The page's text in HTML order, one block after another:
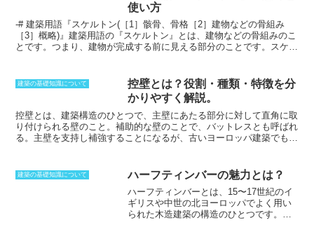
使い方
-# 建築用語『スケルトン(［1］骸骨、骨格［2］建物などの骨組み
［3］概略)』建築用語の『スケルトン』とは、建物などの骨組みのこ
とです。つまり、建物が完成する前に見える部分のことです。スケル
ります。また、鉄筋コンクリート造や鉄骨造など 、建築資材によって
種類が分かれます。
スケルトンは、 建物の安全性を確保するためには
そのため、 設計や施工には細心の注意が必要で
す。
建築の基礎知識について
控壁とは？役割・種類・特徴を分
かりやすく解説。
控壁とは、建築構造のひとつで、主壁にあたる部分に対して直角に取
り付けられる壁のこと 。補助的な壁のことで、バットレスとも呼ばれ
る。主壁を支持し補強することになるが、古いヨーロッパ建築でもよ
この時代の大規模建築には欠かせない構造となり、フライング・バッ
トレスと呼ばれる飛び梁といった構造を生み出すことに。壁にかかる
横方向の力に耐えるための物であることから、壁の転倒を防ぐことが
。これを利用して、外構工事のコンクリートブロックを立ち上
げながら控壁を取り付けることによって転倒を防止する。控壁は、建
建築の基礎知識について ハーフティンバーの魅力とは？
ハーフティンバー とは、15〜17世紀のイ
ギリスや中世の北ヨーロッパでよく用い
られた木造建築の構造のひとつです。梁